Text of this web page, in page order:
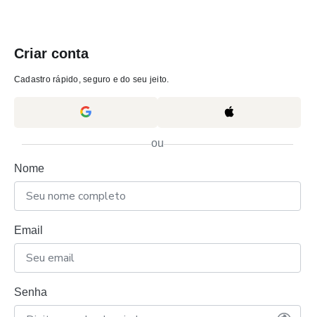
Criar conta
Cadastro rápido, seguro e do seu jeito.
ou
Nome
Email
Senha